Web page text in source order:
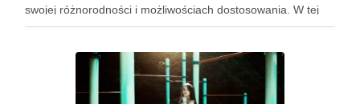
swojej różnorodności i możliwościach dostosowania. W tej
praktyce każdy ruch jest zsynchronizowany z oddechem, co